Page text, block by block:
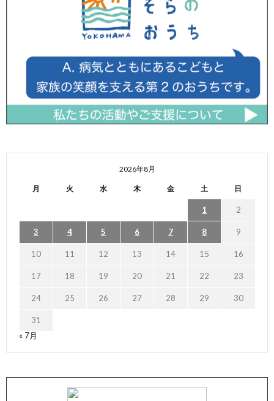
2026年8月
月 火 水 木 金 土 日
1 2
3 4 5 6 7 8 9
10 11 12 13 14 15 16
17 18 19 20 21 22 23
24 25 26 27 28 29 30
31
« 7月